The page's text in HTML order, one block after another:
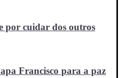
por cuidar dos outros
Francisco para a paz